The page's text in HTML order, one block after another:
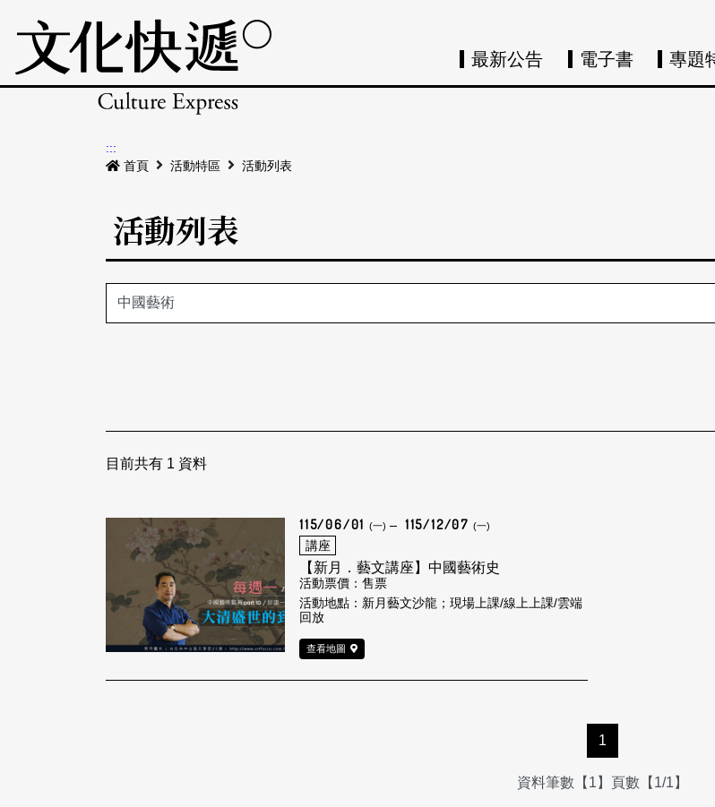
最新公告 電子書 專題
:::
首頁
活動特區 活動列表
活動列表
目前共有 1 資料
115/06/01 (一) 115/12/07 (一)
講座
【新月．藝文講座】中國藝術史
活動票價：售票
活動地點：新月藝文沙龍；現場上課/線上上課/雲端
回放
查看地圖
1
資料筆數【1】頁數【1/1】